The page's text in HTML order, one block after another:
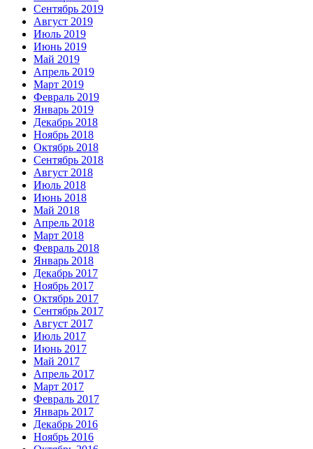
Сентябрь 2019
Август 2019
Июль 2019
Июнь 2019
Май 2019
Апрель 2019
Март 2019
Февраль 2019
Январь 2019
Декабрь 2018
Ноябрь 2018
Октябрь 2018
Сентябрь 2018
Август 2018
Июль 2018
Июнь 2018
Май 2018
Апрель 2018
Март 2018
Февраль 2018
Январь 2018
Декабрь 2017
Ноябрь 2017
Октябрь 2017
Сентябрь 2017
Август 2017
Июль 2017
Июнь 2017
Май 2017
Апрель 2017
Март 2017
Февраль 2017
Январь 2017
Декабрь 2016
Ноябрь 2016